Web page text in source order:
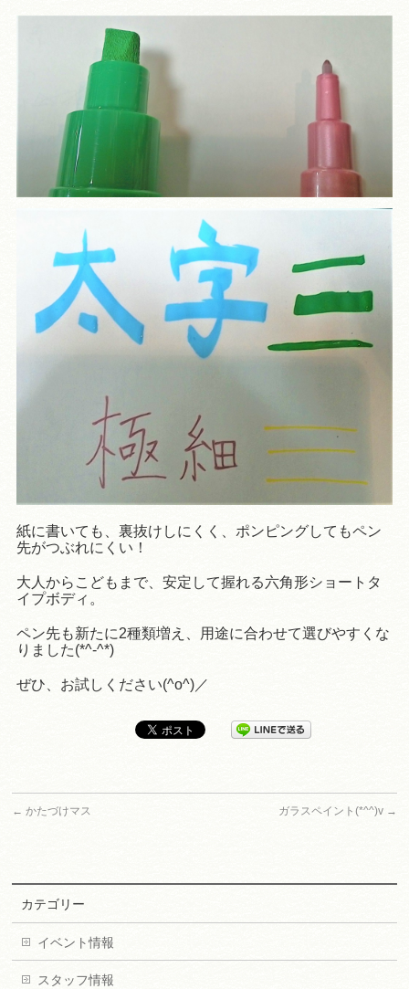
紙に書いても、裏抜けしにくく、ポンピングしてもペン
先がつぶれにくい！
大人からこどもまで、安定して握れる六角形ショートタ
イプボディ。
ペン先も新たに2種類増え、用途に合わせて選びやすくな
りました(*^-^*)
ぜひ、お試しください(^o^)／
← かたづけマス ガラスペイント(*^^)v →
カテゴリー
イベント情報
スタッフ情報